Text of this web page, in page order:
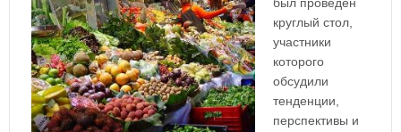
круглый стол,
участники
которого
обсудили
тенденции,
перспективы и